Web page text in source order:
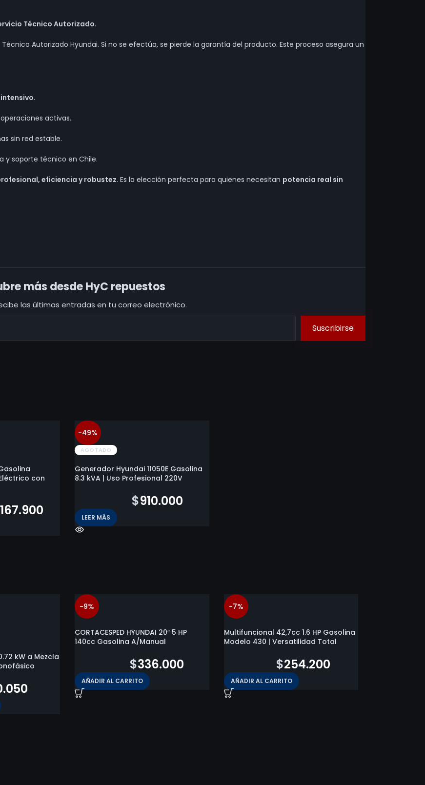
Técnico Autorizado.
Autorizado Hyundai. Si no se efectúa, se pierde la garantía del producto. Este proceso asegura un
.
activas.
sin red estable.
y soporte técnico en Chile.
eficiencia y robustez. Es la elección perfecta para quienes necesitan potencia real sin
más desde HyC repuestos
las últimas entradas en tu correo electrónico.
Suscribirse
con
-49%
AGOTADO
Generador Hyundai 11050E Gasolina
8.3 kVA | Uso Profesional 220V
$910.000
LEER MÁS
kW a Mezcla
-9%
CORTACESPED HYUNDAI 20″ 5 HP
140cc Gasolina A/Manual
$336.000
AÑADIR AL CARRITO
-7%
Multifuncional 42,7cc 1.6 HP Gasolina
Modelo 430 | Versatilidad Total
$254.200
AÑADIR AL CARRITO